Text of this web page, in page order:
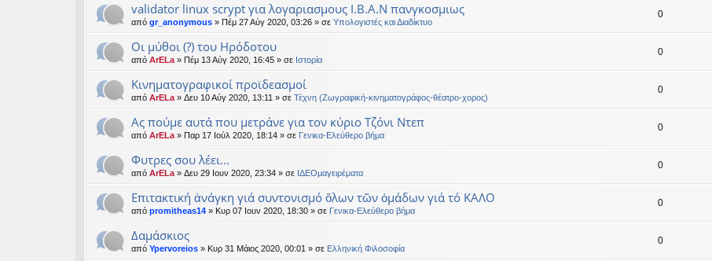
validator linux scrypt για λογαριασμους Ι.Β.Α.Ν πανγκοσμιως
από gr_anonymous » Πέμ 27 Αύγ 2020, 03:26 » σε Υπολογιστές και Διαδίκτυο
0
Οι μύθοι (?) του Ηρόδοτου
από ArELa» Πέμ 13 Αύγ 2020, 16:45 » σε Ιστορία
0
Κινηματογραφικοί προϊδεασμοί
από ArELa» Δευ 10 Αύγ 2020, 13:11 » σε Τέχνη (Ζωγραφική-κινηματογράφος-θέατρο-χορος)
0
Ας πούμε αυτά που μετράνε για τον κύριο Τζόνι Ντεπ
από ArELa» Παρ 17 Ιούλ 2020, 18:14 » σε Γενικα-Ελεύθερο βήμα
0
Φυτρες σου λέει...
από ArELa» Δευ 29 Ιουν 2020, 23:34 » σε ΙΔΕΟμαγειρέματα
0
Επιτακτική ἀνάγκη γιά συντονισμό ὅλων τῶν ὁμάδων γιά τό ΚΑΛΟ
από promitheas14 » Κυρ 07 Ιουν 2020, 18:30 » σε Γενικα-Ελεύθερο βήμα
0
Δαμάσκιος
από Ypervoreios » Κυρ 31 Μάιος 2020, 00:01 » σε Ελληνική Φιλοσοφία
0